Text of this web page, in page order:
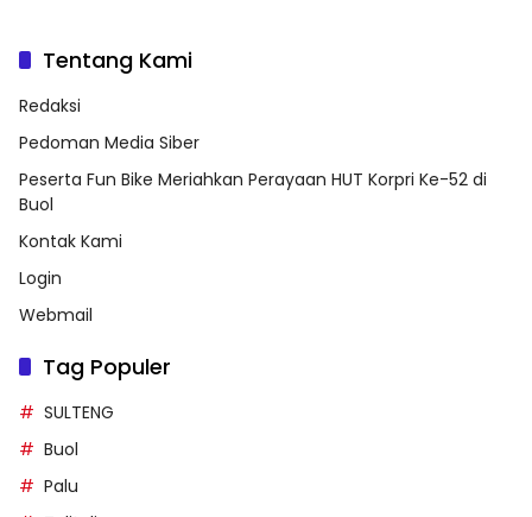
Tentang Kami
Redaksi
Pedoman Media Siber
Peserta Fun Bike Meriahkan Perayaan HUT Korpri Ke-52 di
Buol
Kontak Kami
Login
Webmail
Tag Populer
SULTENG
Buol
Palu